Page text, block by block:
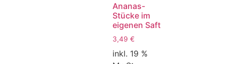
Ananas-
Stücke im
eigenen Saft
3,49 €
inkl. 19 %